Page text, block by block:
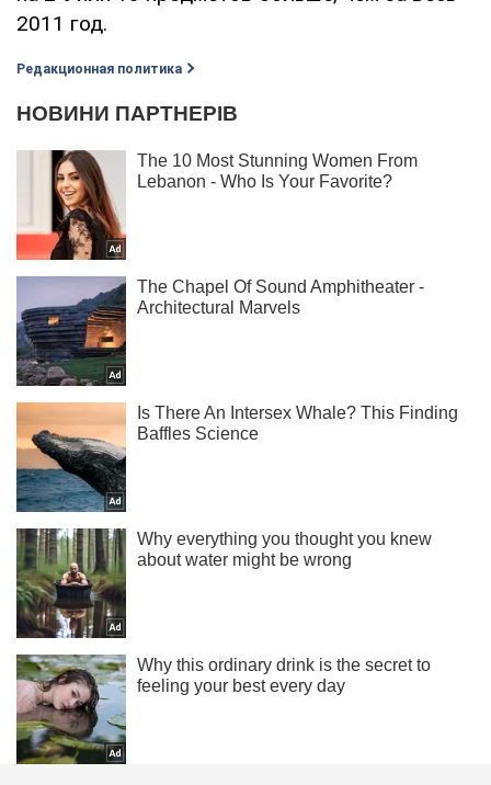
2011 год.
Редакционная политика